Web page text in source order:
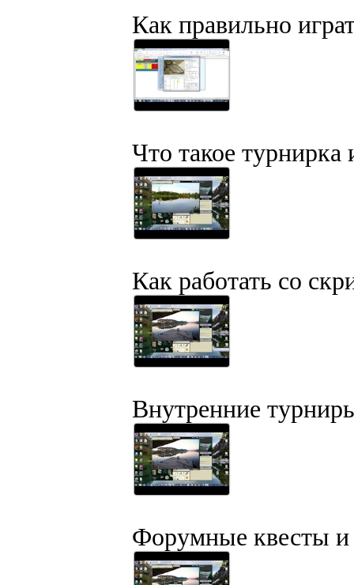
Как правильно
Что такое турнирка
Как работать со
Внутренние
Форумные квесты